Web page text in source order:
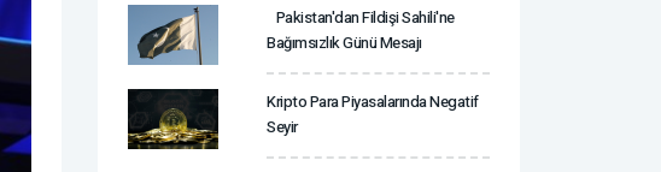
Pakistan'dan Fildişi Sahili'ne
Bağımsızlık Günü Mesajı
Kripto Para Piyasalarında Negatif
Seyir